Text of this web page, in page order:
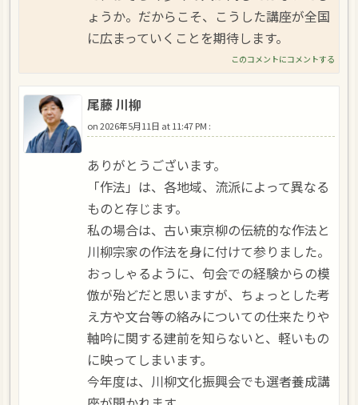
ょうか。だからこそ、こうした講座が全国
に広まっていくことを期待します。
このコメントにコメントする
尾藤 川柳
on2026年5月11日 at 11:47 PM :
ありがとうございます。
「作法」は、各地域、流派によって異なる
ものと存じます。
私の場合は、古い東京柳の伝統的な作法と
川柳宗家の作法を身に付けて参りました。
おっしゃるように、句会での経験からの模
倣が殆どだと思いますが、ちょっとした考
え方や文台等の絡みについての仕来たりや
軸吟に関する建前を知らないと、軽いもの
に映ってしまいます。
今年度は、川柳文化振興会でも選者養成講